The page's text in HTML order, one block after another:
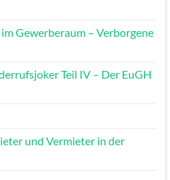
Gewerberaum – Verborgene
Teil IV – Der EuGH
und Vermieter in der